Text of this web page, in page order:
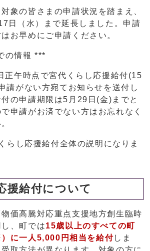
対象の皆さまの申請状況を踏まえ、
日（水）まで延長しました。申請
お早めにご申請ください。
の情報 ***
正午時点で宮代くらし応援給付(15
請がない方宛てお知らせを送付し
の申請期限は5月29日(金)までと
申請がお済でない方はお忘れなく
らし応援給付全体の説明になりま
援給付について
価高騰対応重点支援地方創生臨時
、町では15歳以上のすべての町
に一人5,000円相当を給付しま